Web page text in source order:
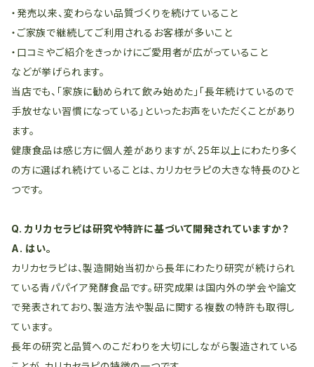
・発売以来、変わらない品質づくりを続けていること
・ご家族で継続してご利用されるお客様が多いこと
・口コミやご紹介をきっかけにご愛用者が広がっていること
などが挙げられます。
当店でも、「家族に勧められて飲み始めた」「長年続けているので
手放せない習慣になっている」といったお声をいただくことがあり
ます。
健康食品は感じ方に個人差がありますが、25年以上にわたり多く
の方に選ばれ続けていることは、カリカセラピの大きな特長のひと
つです。
Q. カリカセラピは研究や特許に基づいて開発されていますか？
A. はい。
カリカセラピは、製造開始当初から長年にわたり研究が続けられ
ている青パパイア発酵食品です。研究成果は国内外の学会や論文
で発表されており、製造方法や製品に関する複数の特許も取得し
ています。
長年の研究と品質へのこだわりを大切にしながら製造されている